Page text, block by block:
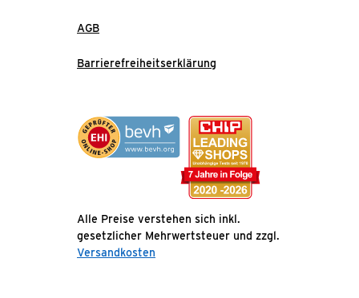
AGB
Barrierefreiheitserklärung
Alle Preise verstehen sich inkl.
gesetzlicher Mehrwertsteuer und zzgl.
Versandkosten